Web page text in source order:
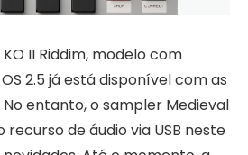
II Riddim, modelo com
2.5 já está disponível com as
entanto, o sampler Medieval
recurso de áudio via USB neste